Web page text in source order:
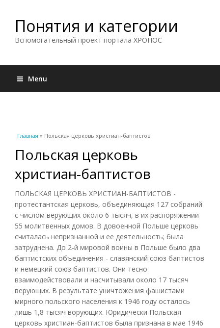
Понятия и категории
Вспомогательный проект портала ХРОНОС
Menu
Вы здесь
Главная » Польская церковь христиан-баптистов
Польская церковь
христиан-баптистов
ПОЛЬСКАЯ ЦЕРКОВЬ ХРИСТИАН-БАПТИСТОВ -
протестантская церковь, объединяющая 127 собраний
с числом верующих около 6 тысяч, в их распоряжении
55 молитвенных домов. В довоенной Польше церковь
считалась непризнанной и ее деятельность; была
затруднена. До 2-й мировой воины в Польше было два
баптистских объединения - славянский союз баптистов
и немецкий союз баптистов. Они тесно
взаимодействовали и насчитывали около 17 тысяч
верующих. В результате уничтожения фашистами
мирного польского населения к 1946 году осталось
лишь 1,8 тысяч ворующих. Юридически Польская
церковь христиан-баптистов была признана в мае 1946